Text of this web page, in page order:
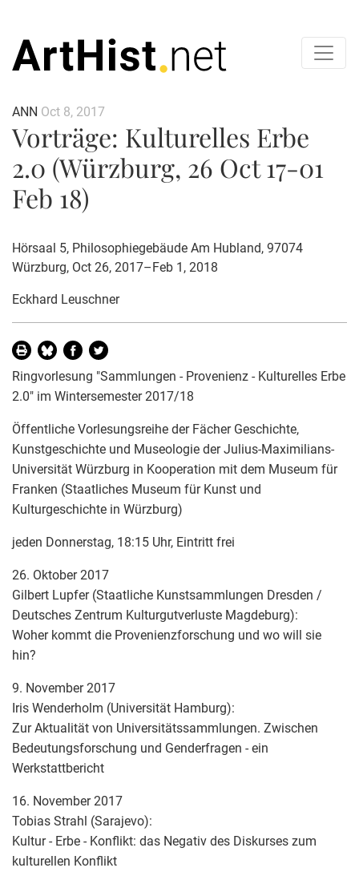
ANN Oct 8, 2017
Vorträge: Kulturelles Erbe
2.0 (Würzburg, 26 Oct 17-01
Feb 18)
Hörsaal 5, Philosophiegebäude Am Hubland, 97074
Würzburg, Oct 26, 2017–Feb 1, 2018
Eckhard Leuschner
Ringvorlesung "Sammlungen - Provenienz - Kulturelles Erbe
2.0" im Wintersemester 2017/18
Öffentliche Vorlesungsreihe der Fächer Geschichte,
Kunstgeschichte und Museologie der Julius-Maximilians-
Universität Würzburg in Kooperation mit dem Museum für
Franken (Staatliches Museum für Kunst und
Kulturgeschichte in Würzburg)
jeden Donnerstag, 18:15 Uhr, Eintritt frei
26. Oktober 2017
Gilbert Lupfer (Staatliche Kunstsammlungen Dresden /
Deutsches Zentrum Kulturgutverluste Magdeburg):
Woher kommt die Provenienzforschung und wo will sie
hin?
9. November 2017
Iris Wenderholm (Universität Hamburg):
Zur Aktualität von Universitätssammlungen. Zwischen
Bedeutungsforschung und Genderfragen - ein
Werkstattbericht
16. November 2017
Tobias Strahl (Sarajevo):
Kultur - Erbe - Konflikt: das Negativ des Diskurses zum
kulturellen Konflikt